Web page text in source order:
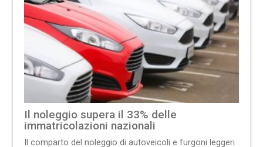
Il noleggio supera il 33% delle
immatricolazioni nazionali
Il comparto del noleggio di autoveicoli e furgoni leggeri